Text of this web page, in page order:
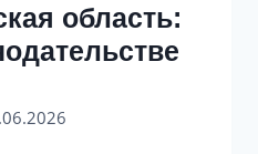
область: